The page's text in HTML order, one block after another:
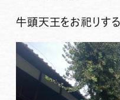
牛頭天王をお祀りする